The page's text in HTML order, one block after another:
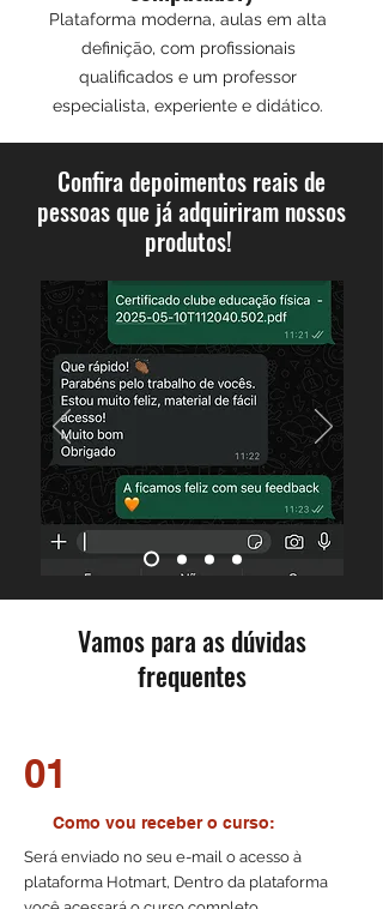
Plataforma moderna, aulas em alta
definição, com profissionais
qualificados e um professor
especialista, experiente e didático.
Confira depoimentos reais de
pessoas que já adquiriram nossos
produtos!
Vamos para as dúvidas
frequentes
01
Como vou receber o curso:
Será enviado no seu e-mail o acesso à
plataforma Hotmart, Dentro da plataforma